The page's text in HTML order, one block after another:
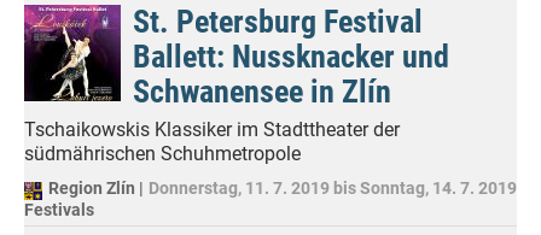
St. Petersburg Festival
Ballett: Nussknacker und
Schwanensee in Zlín
Tschaikowskis Klassiker im Stadttheater der
südmährischen Schuhmetropole
Donnerstag, 11. 7. 2019 bisSonntag, 14. 7. 2019
Region Zlín |
Festivals